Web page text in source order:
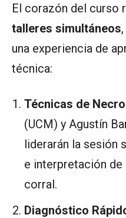
El corazón del curso
talleres simultáneos
una experiencia de
técnica:
Técnicas de
(UCM) y Agustín
liderarán la sesión
e interpretación de
corral.
Diagnóstico